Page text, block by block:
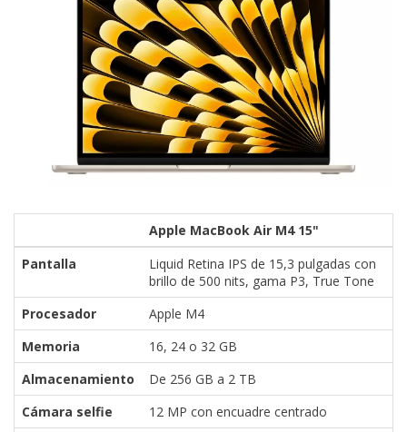
Apple MacBook Air M4 15"
Pantalla
Liquid Retina IPS de 15,3 pulgadas con
brillo de 500 nits, gama P3, True Tone
Procesador
Apple M4
Memoria
16, 24 o 32 GB
Almacenamiento
De 256 GB a 2 TB
Cámara selfie
12 MP con encuadre centrado